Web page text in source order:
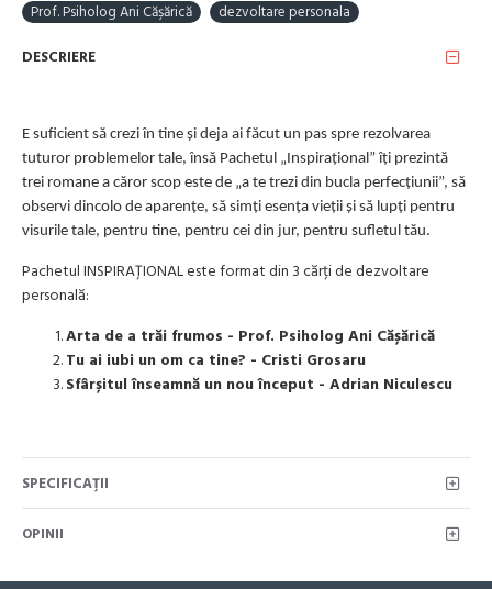
Prof. Psiholog Ani Cășărică
dezvoltare personala
DESCRIERE
E suficient să crezi în tine și deja ai făcut un pas spre rezolvarea
tuturor problemelor tale, însă Pachetul „Inspirațional” îți prezintă
trei romane a căror scop este de „a te trezi din bucla perfecțiunii”, să
observi dincolo de aparențe, să simți esența vieții și să lupți pentru
visurile tale, pentru tine, pentru cei din jur, pentru sufletul tău.
Pachetul INSPIRAȚIONAL este format din 3 cărți de dezvoltare
personală:
Arta de a trăi frumos - Prof. Psiholog Ani Cășărică
Tu ai iubi un om ca tine? - Cristi Grosaru
Sfârșitul înseamnă un nou început - Adrian Niculescu
SPECIFICAŢII
OPINII